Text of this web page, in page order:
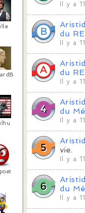
Il y a
du
Il y a
du
Il y a
du
Il y a
vie.
Il y a
du
Il y a